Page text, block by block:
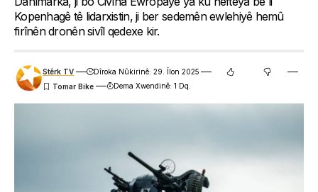
Kopenhagê tê lidarxistin, ji ber sedemên ewlehiyê hemû
firînên dronên sivîl qedexe kir.
Stêrk TV
Dîroka Nûkirinê: 29. Îlon 2025
Dema Xwendinê: 1 Dq.